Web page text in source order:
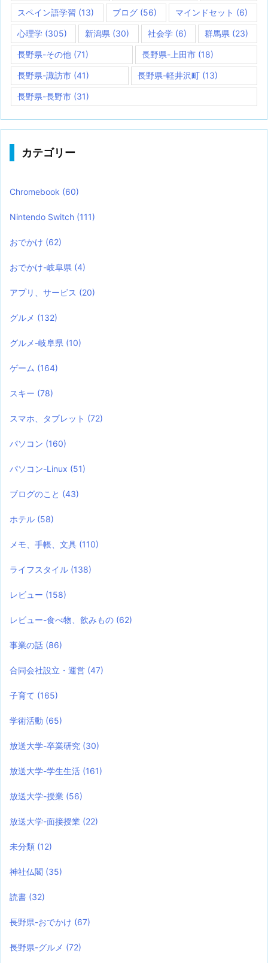
スペイン語学習 (13) ブログ (56) マインドセット (6)
心理学 (305) 新潟県 (30) 社会学(6) 群馬県 (23)
長野県-その他 (71) 長野県-上田市(18)
長野県-諏訪市 (41) 長野県-軽井沢町 (13)
長野県-長野市 (31)
カテゴリー
Chromebook (60)
Nintendo Switch (111)
おでかけ (62)
おでかけ-岐阜県 (4)
アプリ、サービス (20)
グルメ (132)
グルメ-岐阜県 (10)
ゲーム (164)
スキー (78)
スマホ、タブレット (72)
パソコン (160)
パソコン-Linux (51)
ブログのこと (43)
ホテル (58)
メモ、手帳、文具 (110)
ライフスタイル (138)
レビュー (158)
レビュー-食べ物、飲みもの (62)
事業の話 (86)
合同会社設立・運営 (47)
子育て (165)
学術活動 (65)
放送大学-卒業研究 (30)
放送大学-学生生活 (161)
放送大学-授業 (56)
放送大学-面接授業 (22)
未分類 (12)
神社仏閣 (35)
読書 (32)
長野県-おでかけ (67)
長野県-グルメ (72)